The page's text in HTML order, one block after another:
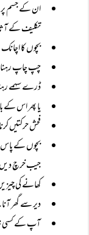
ان کے جسم پر
تکلیف کے
بچوں کا
چپ چاپ
ڈرے سہمے
یا پھر اس کے
فحش حرکتیں
بچوں کے پاس
جیب خرچ
کھانے کی
دیر سے گھر
آپ کے کسی